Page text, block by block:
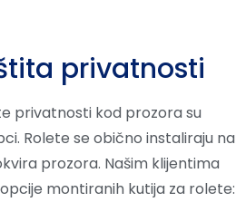
privatnosti
privatnosti kod prozora su
Rolete se obično instaliraju na
prozora. Našim klijentima
montiranih kutija za rolete: